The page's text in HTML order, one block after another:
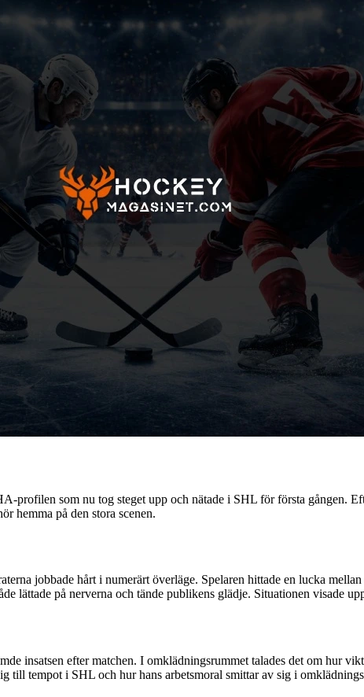
profilen som nu tog steget upp och nätade i SHL för första gången.
hemma på den stora scenen.
jobbade hårt i numerärt överläge. Spelaren hittade en lucka
lättade på nerverna och tände publikens glädje. Situationen visade
insatsen efter matchen. I omklädningsrummet talades det om hur
till tempot i SHL och hur hans arbetsmoral smittar av sig i